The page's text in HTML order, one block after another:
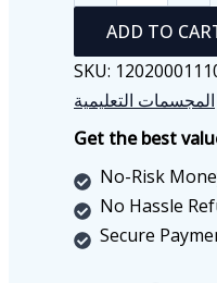
دودة
الأرض
quantity
ADD TO
SKU:
المجسمات التعليمية
Get the best
No-Risk
No Hassle
Secure